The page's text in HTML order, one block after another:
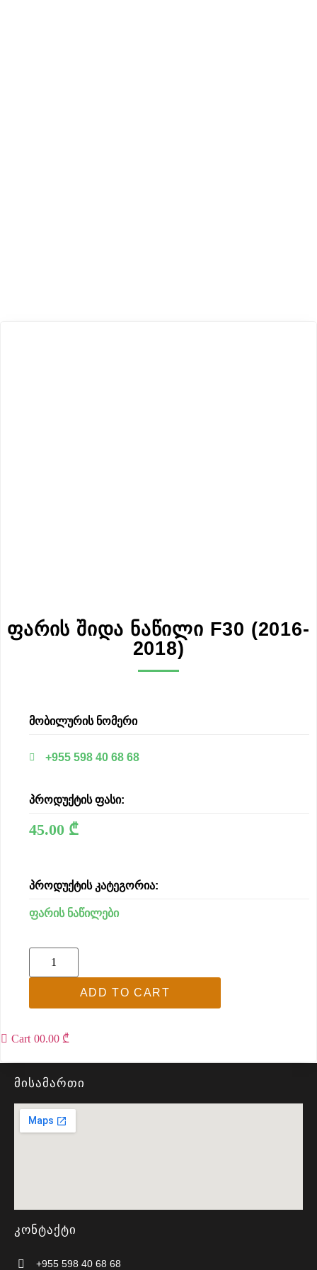
ფარის შიდა ნაწილი F30 (2016-
2018)
მობილურის ნომერი
+955 598 40 68 68
პროდუქტის ფასი:
45.00 ₾
პროდუქტის კატეგორია:
ფარის ნაწილები
ADD TO CART
Cart 00.00 ₾
მისამართი
კონტაქტი
+955 598 40 68 68